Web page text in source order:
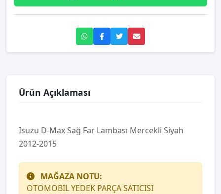
Ürün Açıklaması
Isuzu D-Max Sağ Far Lambası Mercekli Siyah
2012-2015
MAĞAZA NOTU:
OTOMOBİL YEDEK PARÇA SATICISI